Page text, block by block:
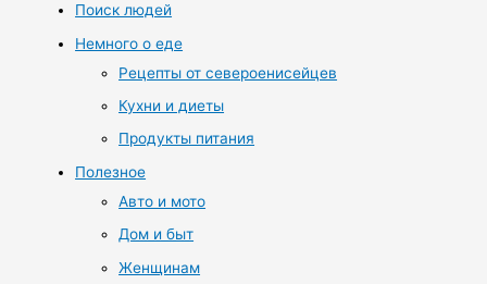
Поиск людей
Немного о еде
Рецепты от североенисейцев
Кухни и диеты
Продукты питания
Полезное
Авто и мото
Дом и быт
Женщинам